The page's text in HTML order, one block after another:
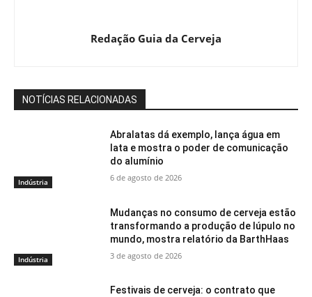
Redação Guia da Cerveja
NOTÍCIAS RELACIONADAS
Indústria
Abralatas dá exemplo, lança água em
lata e mostra o poder de comunicação
do alumínio
6 de agosto de 2026
Indústria
Mudanças no consumo de cerveja estão
transformando a produção de lúpulo no
mundo, mostra relatório da BarthHaas
3 de agosto de 2026
Festivais de cerveja: o contrato que